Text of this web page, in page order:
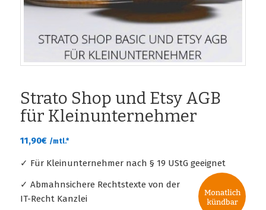
Strato Shop und Etsy AGB
für Kleinunternehmer
11,90€ /mtl.*
✓ Für Kleinunternehmer nach § 19 UStG geeignet
✓ Abmahnsichere Rechtstexte von der
IT-Recht Kanzlei